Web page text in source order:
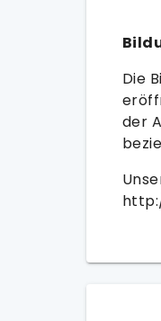
Die
der